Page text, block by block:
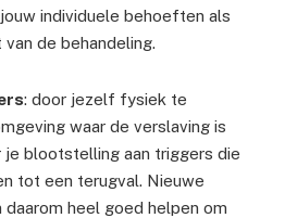
individuele behoeften als
de behandeling.
: door jezelf fysiek te
waar de verslaving is
je blootstelling aan triggers die
tot een terugval. Nieuwe
daarom heel goed helpen om